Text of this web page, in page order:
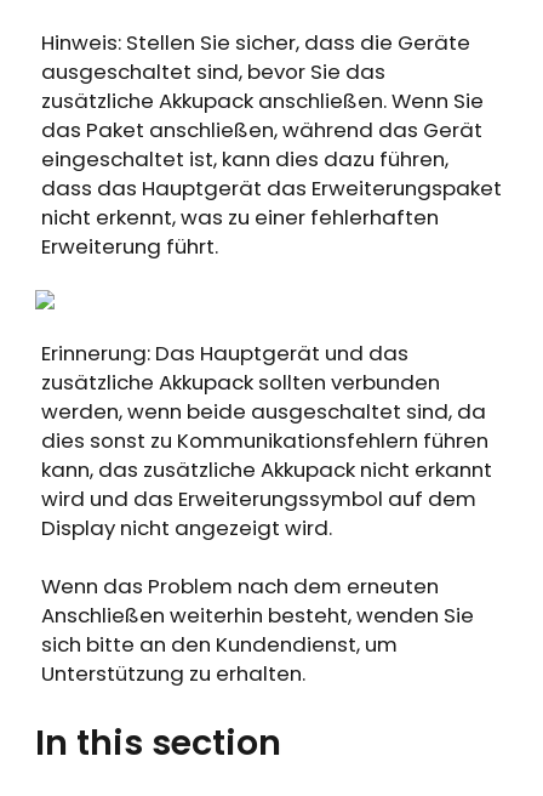
Hinweis: Stellen Sie sicher, dass die Geräte
ausgeschaltet sind, bevor Sie das
zusätzliche Akkupack anschließen. Wenn Sie
das Paket anschließen, während das Gerät
eingeschaltet ist, kann dies dazu führen,
dass das Hauptgerät das Erweiterungspaket
nicht erkennt, was zu einer fehlerhaften
Erweiterung führt.
Erinnerung: Das Hauptgerät und das
zusätzliche Akkupack sollten verbunden
werden, wenn beide ausgeschaltet sind, da
dies sonst zu Kommunikationsfehlern führen
kann, das zusätzliche Akkupack nicht erkannt
wird und das Erweiterungssymbol auf dem
Display nicht angezeigt wird.
Wenn das Problem nach dem erneuten
Anschließen weiterhin besteht, wenden Sie
sich bitte an den Kundendienst, um
Unterstützung zu erhalten.
In this section